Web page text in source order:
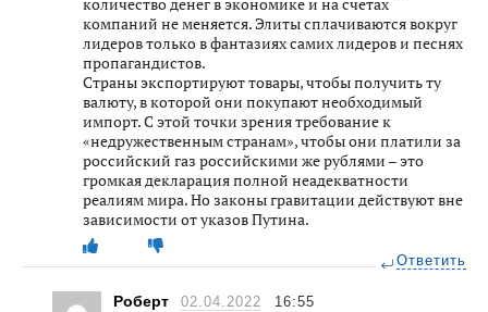
компаний не меняется. Элиты сплачиваются вокруг
лидеров только в фантазиях самих лидеров и песнях
пропагандистов.
Страны экспортируют товары, чтобы получить ту
валюту, в которой они покупают необходимый
импорт. С этой точки зрения требование к
«недружественным странам», чтобы они платили за
российский газ российскими же рублями – это
громкая декларация полной неадекватности
реалиям мира. Но законы гравитации действуют вне
зависимости от указов Путина.
Ответить
Роберт 02.04.2022 16:55